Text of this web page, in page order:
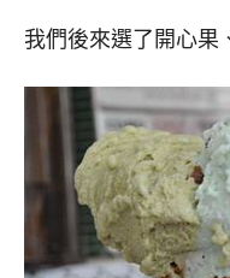
我們後來選了開心